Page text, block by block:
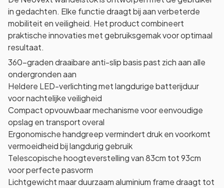
in gedachten. Elke functie draagt bij aan verbeterde
mobiliteit en veiligheid. Het product combineert
praktische innovaties met gebruiksgemak voor optimaal
resultaat.
360-graden draaibare anti-slip basis past zich aan alle
ondergronden aan
Heldere LED-verlichting met langdurige batterijduur
voor nachtelijke veiligheid
Compact opvouwbaar mechanisme voor eenvoudige
opslag en transport overal
Ergonomische handgreep vermindert druk en voorkomt
vermoeidheid bij langdurig gebruik
Telescopische hoogteverstelling van 83cm tot 93cm
voor perfecte pasvorm
Lichtgewicht maar duurzaam aluminium frame draagt tot